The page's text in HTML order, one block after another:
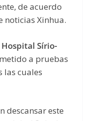
de acuerdo
noticias Xinhua.
Hospital Sírio-
a pruebas
las cuales
descansar este